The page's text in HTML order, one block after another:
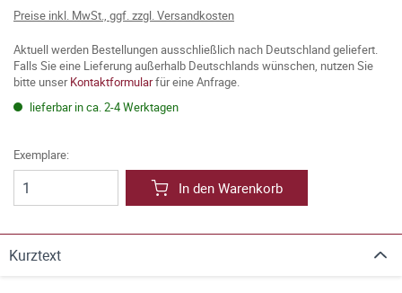
Preise inkl. MwSt., ggf. zzgl. Versandkosten
Aktuell werden Bestellungen ausschließlich nach Deutschland geliefert.
Falls Sie eine Lieferung außerhalb Deutschlands wünschen, nutzen Sie
bitte unserKontaktformularfür eine Anfrage.
lieferbar in ca. 2-4 Werktagen
Exemplare:
In den Warenkorb
Kurztext